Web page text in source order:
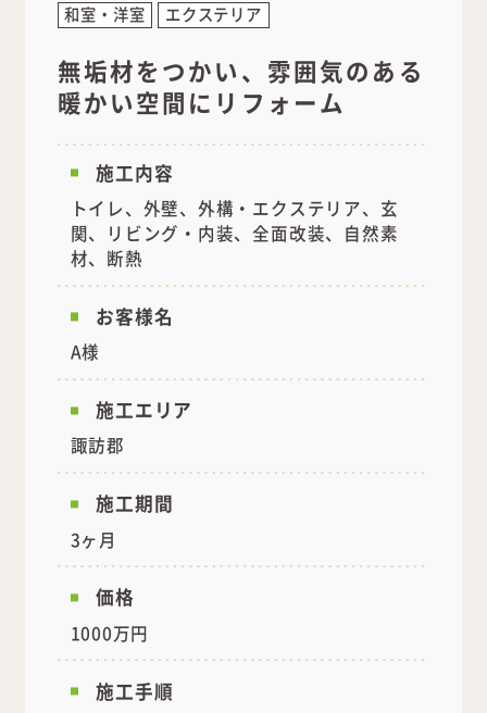
和室・洋室
エクステリア
無垢材をつかい、雰囲気のある
暖かい空間にリフォーム
施工内容
トイレ、外壁、外構・エクステリア、玄
関、リビング・内装、全面改装、自然素
材、断熱
お客様名
A様
施工エリア
諏訪郡
施工期間
3ヶ月
価格
1000万円
施工手順